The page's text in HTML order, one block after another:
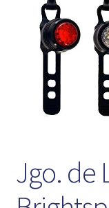
Mi cuenta
Contacto
Jgo. de